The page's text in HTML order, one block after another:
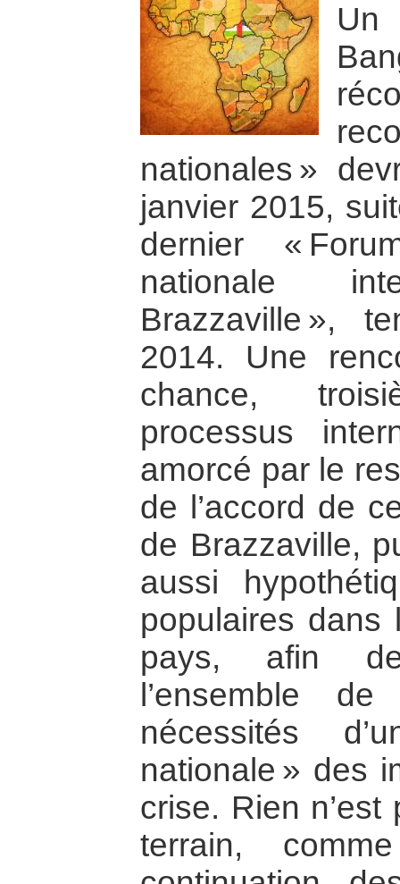
Un
nationales »
janvier 2015,
dernier «
nationale
Brazzaville »,
2014. Une
chance,
processus
amorcé par le
de l’accord de
de Brazzaville,
aussi
populaires dans
pays, afin
l’ensemble
nécessités
nationale » des
crise. Rien
terrain,